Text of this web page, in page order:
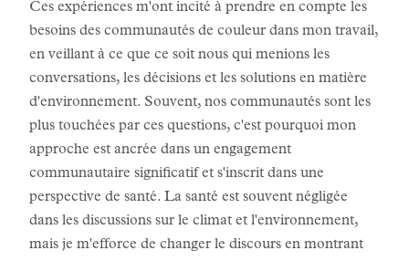
Ces expériences m'ont incité à prendre en compte les
besoins des communautés de couleur dans mon travail,
en veillant à ce que ce soit nous qui menions les
conversations, les décisions et les solutions en matière
d'environnement. Souvent, nos communautés sont les
plus touchées par ces questions, c'est pourquoi mon
approche est ancrée dans un engagement
communautaire significatif et s'inscrit dans une
perspective de santé. La santé est souvent négligée
dans les discussions sur le climat et l'environnement,
mais je m'efforce de changer le discours en montrant